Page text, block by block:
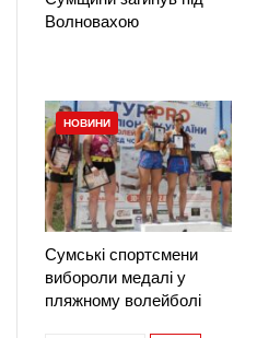
Волновахою
НОВИНИ
Сумські спортсмени
вибороли медалі у
пляжному волейболі